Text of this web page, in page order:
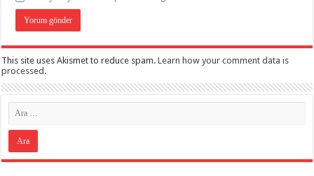
This site uses Akismet to reduce spam.Learn how your comment data is
processed .